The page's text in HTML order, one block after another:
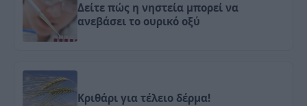
Δείτε πώς η νηστεία μπορεί να
ανεβάσει το ουρικό οξύ
Κριθάρι για τέλειο δέρμα!